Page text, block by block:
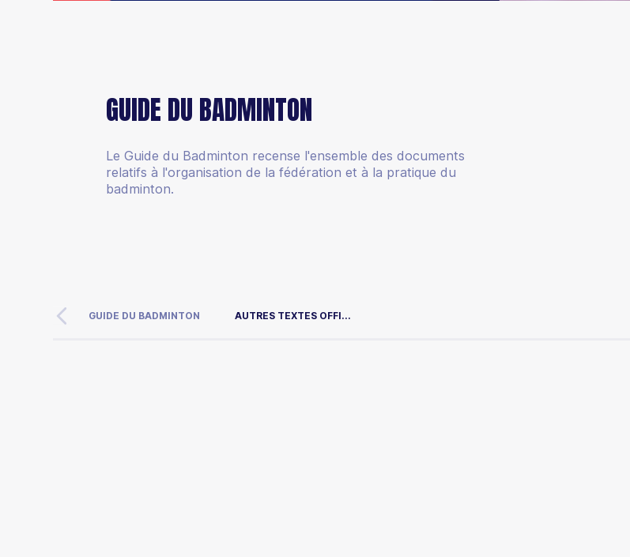
GUIDE DU BADMINTON
Le Guide du Badminton recense l'ensemble des documents
relatifs à l'organisation de la fédération et à la pratique du
badminton.
GUIDE DU BADMINTON AUTRES TEXTES OFFI...